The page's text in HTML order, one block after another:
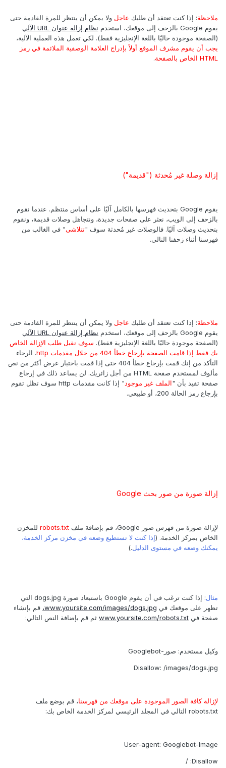
ملاحظة: إذا كنت تعتقد أن طلبك عاجلولا يمكن أن ينتظر للمرة القادمة حتى
يقوم Google بالزحف إلى موقعك، استخدم
نظام إزالة عنوان URL الآلي
(الصفحة موجودة حاليًا باللغة الإنجليزية فقط). لكي تعمل هذه العملية الآلية،
يجب أن يقوم مشرف الموقع أولاً بإدراج العلامة الوصفية الملائمة في رمز
HTML الخاص بالصفحة
.
إزالة وصلة غير مُحدثة ("قديمة")
يقوم Google بتحديث فهرسها بالكامل آليًا على أساس منتظم. عندما نقوم
بالزحف إلى الويب، نعثر على صفحات جديدة، ونتجاهل وصلات قديمة، ونقوم
بتحديث وصلات آليًا. فالوصلات غير مُحدثة سوف " تتلاشى" في الغالب من
فهرسنا أثناء زحفنا التالي.
ملاحظة: إذا كنت تعتقد أن طلبك عاجلولا يمكن أن ينتظر للمرة القادمة حتى
يقوم Google بالزحف إلى موقعك، استخدم
نظام إزالة عنوان URL الآلي
(الصفحة موجودة حاليًا باللغة الإنجليزية فقط). سوف نقبل طلب الإزالة الخاص
بك فقط إذا قامت الصفحة بإرجاع خطأ 404 من خلال مقدمات http
. الرجاء
التأكد من إنك قمت بإرجاع خطأ 404 حتى إذا قمت باختيار عرض أكثر من نص
مألوف لمستخدم صفحة HTML من أجل زائريك. لن يساعد ذلك في إرجاع
صفحة تفيد بأن " الملف غير موجود
" إذا كانت مقدمات http سوف تظل تقوم
بإرجاع رمز الحالة 200، أو طبيعي.
إزالة صورة من صور بحث Google
لإزالة صورة من فهرس صور Google، قم بإضافة ملف robots.txtللمخزن
الخاص بمركز الخدمة. ( إذا كنت لا تستطيع وضعه في مخزن مركز الخدمة،
يمكنك وضعه في مستوى الدليل.)
مثال
: إذا كنت ترغب في أن يقوم Google باستبعاد صورة dogs.jpg التي
تظهر على موقعك في www.yoursite.com/images/dogs.jpg، قم بإنشاء
صفحة في www.yoursite.com/robots.txtثم قم بإضافة النص التالي:
وكيل مستخدم: صور-Googlebot
Disallow: /images/dogs.jpg
لإزالة كافة الصور الموجودة على موقعك من فهرسنا، قم بوضع ملف
robots.txt التالي في المجلد الرئيسي لمركز الخدمة الخاص بك:
User-agent: Googlebot-Image
Disallow: /